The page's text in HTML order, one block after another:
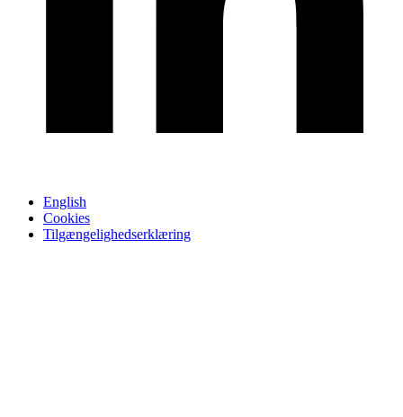
English
Cookies
Tilgængelighedserklæring